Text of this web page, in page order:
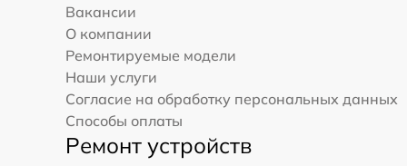
Вакансии
О компании
Ремонтируемые модели
Наши услуги
Согласие на обработку персональных данных
Способы оплаты
Ремонт устройств